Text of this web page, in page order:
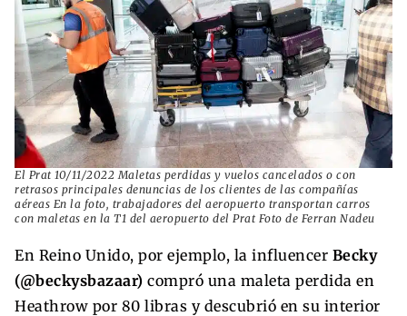
El Prat 10/11/2022 Maletas perdidas y vuelos cancelados o con
retrasos principales denuncias de los clientes de las compañías
aéreas En la foto, trabajadores del aeropuerto transportan carros
con maletas en la T1 del aeropuerto del Prat Foto de Ferran Nadeu
En Reino Unido, por ejemplo, la influencer Becky
(@beckysbazaar) compró una maleta perdida en
Heathrow por 80 libras y descubrió en su interior